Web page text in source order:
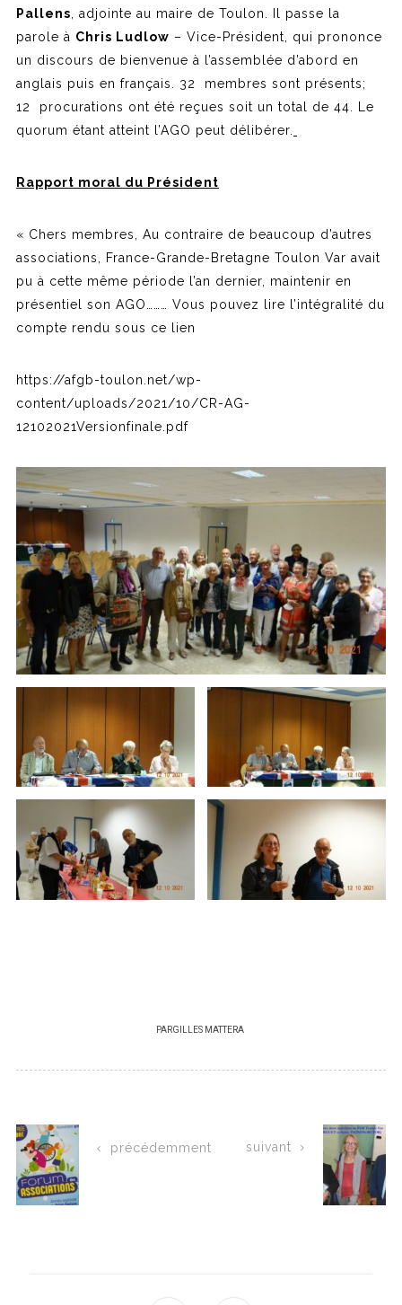
Pallens , adjointe au maire de Toulon. Il passe la
parole à Chris Ludlow – Vice-Président, qui prononce
un discours de bienvenue à l’assemblée d’abord en
anglais puis en français. 32 membres sont présents;
12 procurations ont été reçues soit un total de 44. Le
quorum étant atteint l’AGO peut délibérer.
Rapport moral du Président
« Chers membres, Au contraire de beaucoup d’autres
associations, France-Grande-Bretagne Toulon Var avait
pu à cette même période l’an dernier, maintenir en
présentiel son AGO……… Vous pouvez lire l’intégralité du
compte rendu sous ce lien
https://afgb-toulon.net/wp-
content/uploads/2021/10/CR-AG-
12102021Versionfinale.pdf
PARGILLES MATTERA
précédemment suivant